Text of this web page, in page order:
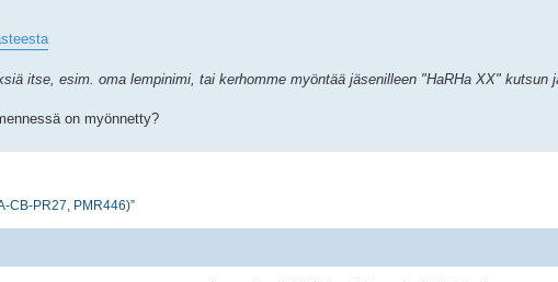
itse, esim. oma lempinimi, tai kerhomme myöntää jäsenilleen "HaRHa XX" kutsun
on myönnetty?
CB-PR27, PMR446)”